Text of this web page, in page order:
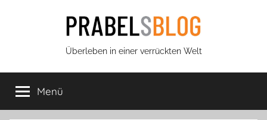
Prabels
Blog
Überleben in einer verrückten Welt
Menü